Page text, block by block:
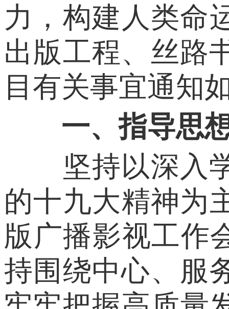
力，构建人类命
出版工程、丝路
目有关事宜通知
一、指导思
坚持以深入学
的十九大精神为
版广播影视工作
持围绕中心、服